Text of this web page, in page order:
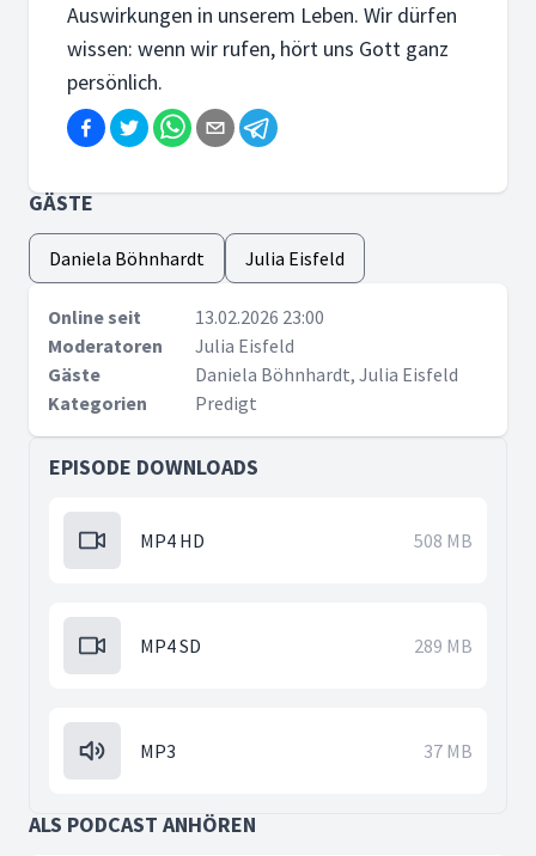
Auswirkungen in unserem Leben. Wir dürfen
wissen: wenn wir rufen, hört uns Gott ganz
persönlich.
GÄSTE
Daniela Böhnhardt Julia Eisfeld
Online seit
13.02.2026 23:00
Moderatoren
Julia Eisfeld
Gäste
Daniela Böhnhardt, Julia Eisfeld
Kategorien
Predigt
EPISODE DOWNLOADS
MP4 HD 508 MB
MP4 SD 289 MB
MP3 37 MB
ALS PODCAST ANHÖREN